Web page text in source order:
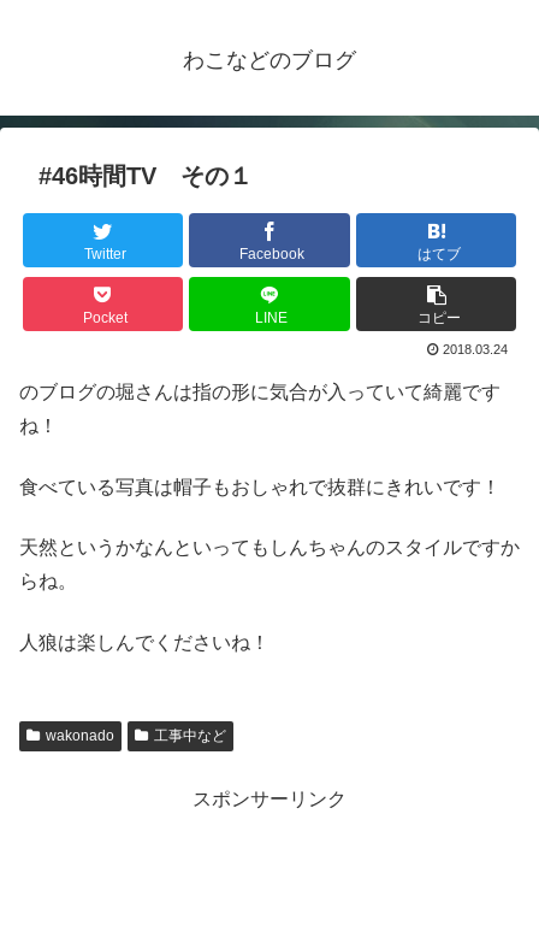
わこなどのブログ
#46時間TV その１
Twitter Facebook はてブ
Pocket LINE コピー
2018.03.24
のブログの堀さんは指の形に気合が入っていて綺麗です
ね！
食べている写真は帽子もおしゃれで抜群にきれいです！
天然というかなんといってもしんちゃんのスタイルですか
らね。
人狼は楽しんでくださいね！
wakonado 工事中など
スポンサーリンク